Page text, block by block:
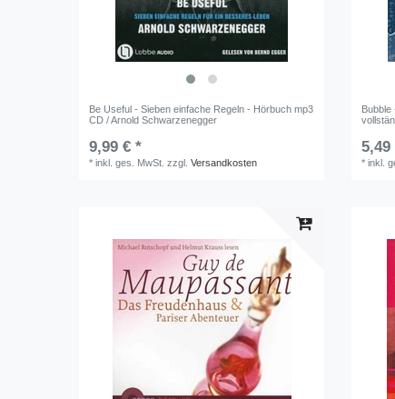
Be Useful - Sieben einfache Regeln - Hörbuch mp3
CD / Arnold Schwarzenegger
9,99 € *
*inkl. ges. MwSt. zzgl.Versandkosten
Bubble
5,49
*inkl.